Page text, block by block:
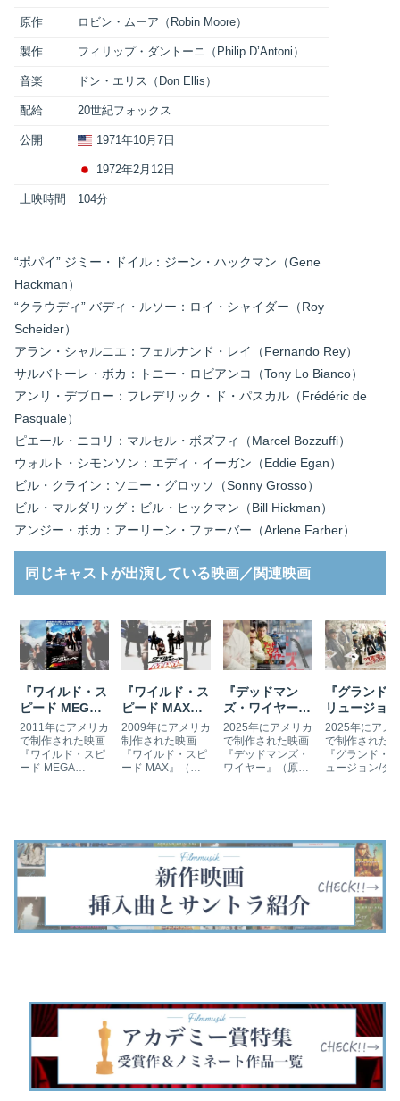
原作 ロビン・ムーア（Robin Moore）
製作 フィリップ・ダントーニ（Philip D’Antoni）
音楽 ドン・エリス（Don Ellis）
配給 20世紀フォックス
公開 1971年10月7日
1972年2月12日
上映時間 104分
“ポパイ” ジミー・ドイル：ジーン・ハックマン（Gene
Hackman）
“クラウディ” バディ・ルソー：ロイ・シャイダー（Roy
Scheider）
アラン・シャルニエ：フェルナンド・レイ（Fernando Rey）
サルバトーレ・ボカ：トニー・ロビアンコ（Tony Lo Bianco）
アンリ・デブロー：フレデリック・ド・パスカル（Frédéric de
Pasquale）
ピエール・ニコリ：マルセル・ボズフィ（Marcel Bozzuffi）
ウォルト・シモンソン：エディ・イーガン（Eddie Egan）
ビル・クライン：ソニー・グロッソ（Sonny Grosso）
ビル・マルダリッグ：ビル・ヒックマン（Bill Hickman）
アンジー・ボカ：アーリーン・ファーバー（Arlene Farber）
同じキャストが出演している映画／関連映画
『ワイルド・ス
ピード MEGA
MAX』の挿入
曲とサントラ
2011年にアメリカ
で制作された映画
『ワイルド・スピ
ード MEGA
今作はブラジルの
リオデジャネイロ
が舞台となってい
ピ』シリーズの挿
入曲…
『ワイルド・ス
ピード MAX』
の挿入曲とサン
トラ
2009年にアメリカ
制作された映画
『ワイルド・スピ
ード MAX』（原
ドミニカ、ロサン
ゼルスを主な舞台
にドミニクとブラ
イアンの活躍を描
いています。『ワ
イス…
『デッドマン
ズ・ワイヤー』
の挿入曲とサン
トラ
2025年にアメリカ
で制作された映画
『デッドマンズ・
ワイヤー』（原
際に起きた人質事
スリラー映画で
す。『マイ・プラ
イベート・アイ
ダ…
『グランド
リュージョ
ダイヤモン
ミッション
挿入曲とサ
ラ
2025年にアメ
で制作された
『グランド・
ュージョン/ダ
の4人で結成さ
た「フォー・
スメン」が犯
織に立ち向か…